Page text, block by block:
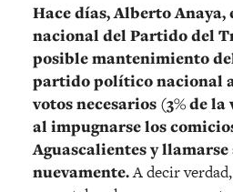
Hace días, Alberto Anaya,
nacional del Partido del
posible mantenimiento
partido político nacional
votos necesarios (3% de
al impugnarse los
Aguascalientes y
nuevamente.A decir